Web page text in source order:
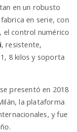
en un robusto
en serie, con
el control numérico
, resistente,
8 kilos y soporta
presentó en 2018
la plataforma
y fue